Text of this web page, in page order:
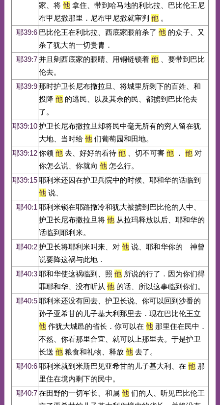
家、将 他拿住、带到哈马地的利比拉、巴比伦王尼
布甲尼撒那里．尼布甲尼撒就审判 他。
耶39:6 巴比伦王在利比拉、西底家眼前杀了 他的众子、又
杀了犹大的一切贵胄．
耶39:7并且剜西底家的眼睛、用铜链锁着 他、要带到巴比
伦去。
耶39:9那时护卫长尼布撒拉旦、将城里所剩下的百姓、和
投降 他的逃民、以及其余的民、都掳到巴比伦去
了。
耶39:10护卫长尼布撒拉旦却将民中毫无所有的穷人留在犹
大地、当时给 他们葡萄园和田地。
耶39:12你领 他去、好好的看待 他、切不可害 他． 他对
你怎么说、你就向 他怎么行。
耶39:15耶利米还囚在护卫兵院中的时候、耶和华的话临到
他说、
耶40:1 耶利米锁在耶路撒冷和犹大被掳到巴比伦的人中、
护卫长尼布撒拉旦将 他从拉玛释放以后、耶和华的
话临到耶利米。
耶40:2护卫长将耶利米叫来、对 他说、耶和华你的 神曾
说要降这祸与此地．
耶40:3耶和华使这祸临到、照 他所说的行了．因为你们得
罪耶和华、没有听从 他的话、所以这事临到你们。
耶40:5耶利米还没有回去、护卫长说、你可以回到沙番的
孙子亚希甘的儿子基大利那里去．现在巴比伦王立
他作犹大城邑的省长．你可以在 他那里住在民中．
不然、你看那里合宜、就可以上那里去。于是护卫
长送 他粮食和礼物、释放 他去了。
耶40:6耶利米就到米斯巴见亚希甘的儿子基大利、在 他那
里住在境内剩下的民中。
耶40:7在田野的一切军长、和属 他们的人、听见巴比伦王